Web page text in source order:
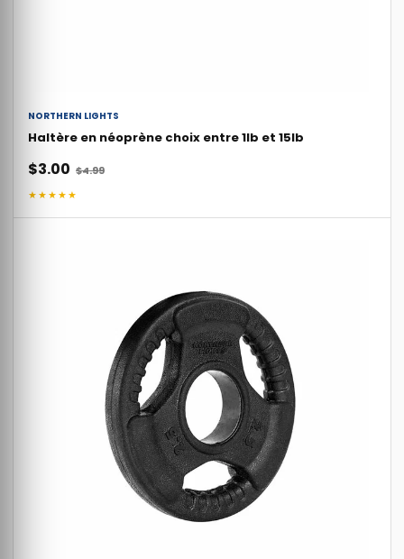
NORTHERN LIGHTS
Haltère en néoprène choix entre 1lb et 15lb
$3.00 $4.99
★★★★★